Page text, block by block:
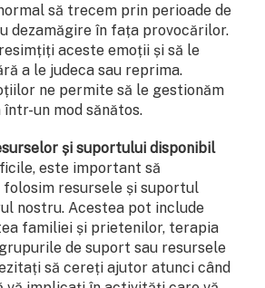
să trecem prin perioade de
dezamăgire în fața provocărilor.
aceste emoții și să le
a le judeca sau reprima.
ne permite să le gestionăm
un mod sănătos.
și suportului disponibil
este important să
folosim resursele și suportul
nostru. Acestea pot include
familiei și prietenilor, terapia
de suport sau resursele
să cereți ajutor atunci când